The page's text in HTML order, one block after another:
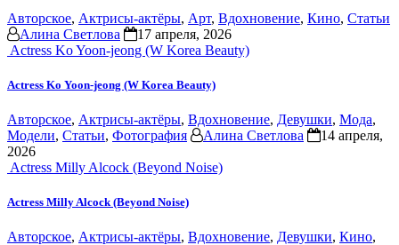
Авторское, Актрисы-актёры, Арт, Вдохновение, Кино, Статьи
Алина Светлова
17 апреля, 2026
Actress Ko Yoon-jeong (W Korea Beauty)
Actress Ko Yoon-jeong (W Korea Beauty)
Авторское, Актрисы-актёры, Вдохновение, Девушки, Мода,
Модели, Статьи, Фотография Алина Светлова
14 апреля,
2026
Actress Milly Alcock (Beyond Noise)
Actress Milly Alcock (Beyond Noise)
Авторское, Актрисы-актёры, Вдохновение, Девушки, Кино,